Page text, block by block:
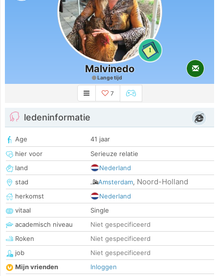
1
Malvinedo
Lange tijd
7
ledeninformatie
Age
41 jaar
hier voor
Serieuze relatie
land
Nederland
stad
Amsterdam, Noord-Holland
herkomst
Nederland
vitaal
Single
academisch niveau
Niet gespecificeerd
Roken
Niet gespecificeerd
job
Niet gespecificeerd
Mijn vrienden
Inloggen